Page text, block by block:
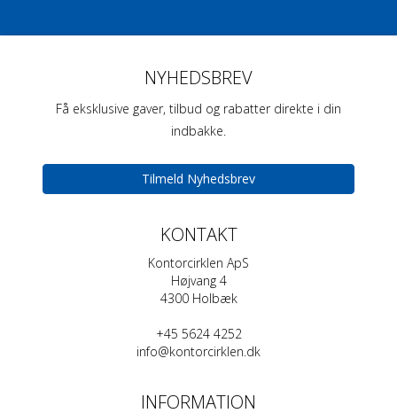
NYHEDSBREV
Få eksklusive gaver, tilbud og rabatter direkte i din
indbakke.
Tilmeld Nyhedsbrev
KONTAKT
Kontorcirklen ApS
Højvang 4
4300 Holbæk
+45 5624 4252
info@kontorcirklen.dk
INFORMATION